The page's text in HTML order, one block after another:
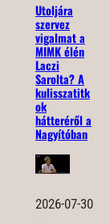
Utoljára
szervez
vigalmat a
MIMK élén
Laczi
Sarolta? A
kulisszatitk
ok
hátteréről a
Nagyítóban
2026-07-30